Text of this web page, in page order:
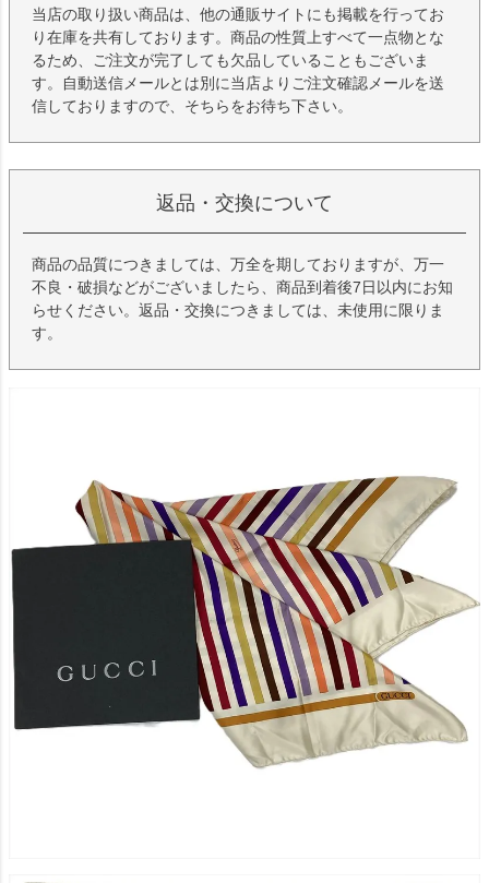
当店の取り扱い商品は、他の通販サイトにも掲載を行ってお
り在庫を共有しております。商品の性質上すべて一点物とな
るため、ご注文が完了しても欠品していることもございま
す。自動送信メールとは別に当店よりご注文確認メールを送
信しておりますので、そちらをお待ち下さい。
返品・交換について
商品の品質につきましては、万全を期しておりますが、万一
不良・破損などがございましたら、商品到着後7日以内にお知
らせください。返品・交換につきましては、未使用に限りま
す。